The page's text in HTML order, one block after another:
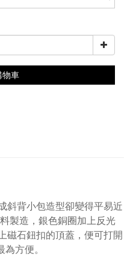
物車
斜背小包造型卻變得平易近
製造，銀色銅圈加上反光
磁石鈕扣的頂蓋，便可打開
方便。